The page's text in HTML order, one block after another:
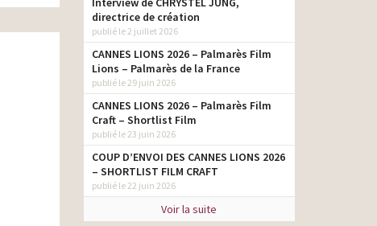
directrice de création
publié le 2 juillet 2026
CANNES LIONS 2026 – Palmarès Film
Lions – Palmarès de la France
publié le 29 juin 2026
CANNES LIONS 2026 – Palmarès Film
Craft – Shortlist Film
publié le 23 juin 2026
COUP D’ENVOI DES CANNES LIONS 2026
– SHORTLIST FILM CRAFT
publié le 22 juin 2026
Voir la suite